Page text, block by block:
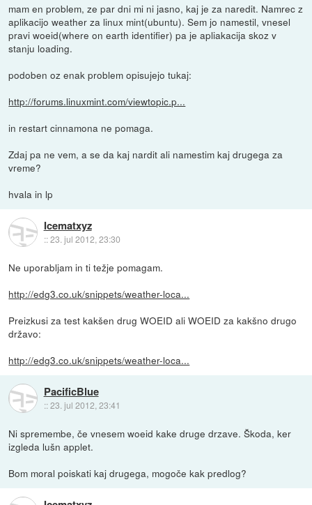
mam en problem, ze par dni mi ni jasno, kaj je za naredit. Namrec z
aplikacijo weather za linux mint(ubuntu). Sem jo namestil, vnesel
pravi woeid(where on earth identifier) pa je apliakacija skoz v
stanju loading.
podoben oz enak problem opisujejo tukaj:
http://forums.linuxmint.com/viewtopic.p...
in restart cinnamona ne pomaga.
Zdaj pa ne vem, a se da kaj nardit ali namestim kaj drugega za
vreme?
hvala in lp
Icematxyz
::23. jul 2012, 23:30
Ne uporabljam in ti težje pomagam.
http://edg3.co.uk/snippets/weather-loca...
Preizkusi za test kakšen drug WOEID ali WOEID za kakšno drugo
državo:
http://edg3.co.uk/snippets/weather-loca...
PacificBlue
::23. jul 2012, 23:41
Ni spremembe, če vnesem woeid kake druge drzave. Škoda, ker
izgleda lušn applet.
Bom moral poiskati kaj drugega, mogoče kak predlog?